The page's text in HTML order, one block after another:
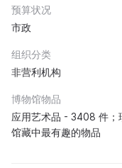
预算状况
市政
组织分类
非营利机构
博物馆物品
应用艺术品 - 3408 件；
馆藏中最有趣的物品